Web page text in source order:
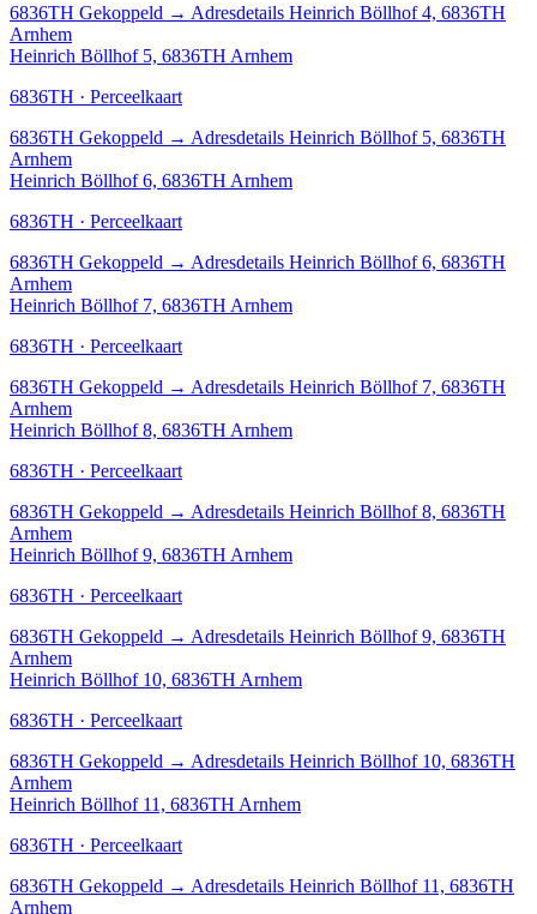
6836TH Gekoppeld → Adresdetails Heinrich Böllhof 4, 6836TH
Arnhem
Heinrich Böllhof 5, 6836TH Arnhem
6836TH · Perceelkaart
6836TH Gekoppeld → Adresdetails Heinrich Böllhof 5, 6836TH
Arnhem
Heinrich Böllhof 6, 6836TH Arnhem
6836TH · Perceelkaart
6836TH Gekoppeld → Adresdetails Heinrich Böllhof 6, 6836TH
Arnhem
Heinrich Böllhof 7, 6836TH Arnhem
6836TH · Perceelkaart
6836TH Gekoppeld → Adresdetails Heinrich Böllhof 7, 6836TH
Arnhem
Heinrich Böllhof 8, 6836TH Arnhem
6836TH · Perceelkaart
6836TH Gekoppeld → Adresdetails Heinrich Böllhof 8, 6836TH
Arnhem
Heinrich Böllhof 9, 6836TH Arnhem
6836TH · Perceelkaart
6836TH Gekoppeld → Adresdetails Heinrich Böllhof 9, 6836TH
Arnhem
Heinrich Böllhof 10, 6836TH Arnhem
6836TH · Perceelkaart
6836TH Gekoppeld → Adresdetails Heinrich Böllhof 10, 6836TH
Arnhem
Heinrich Böllhof 11, 6836TH Arnhem
6836TH · Perceelkaart
6836TH Gekoppeld → Adresdetails Heinrich Böllhof 11, 6836TH
Arnhem